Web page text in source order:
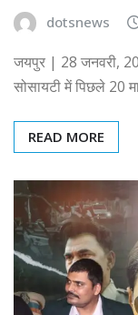
dotsnews
जयपुर | 28 जनवरी,
सोसायटी में पिछले 20
READ MORE